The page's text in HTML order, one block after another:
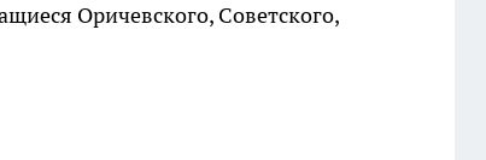
Оричевского, Советского,